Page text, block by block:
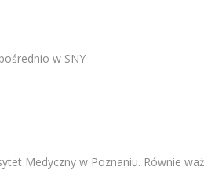
w SNY
Medyczny w Poznaniu. Równie